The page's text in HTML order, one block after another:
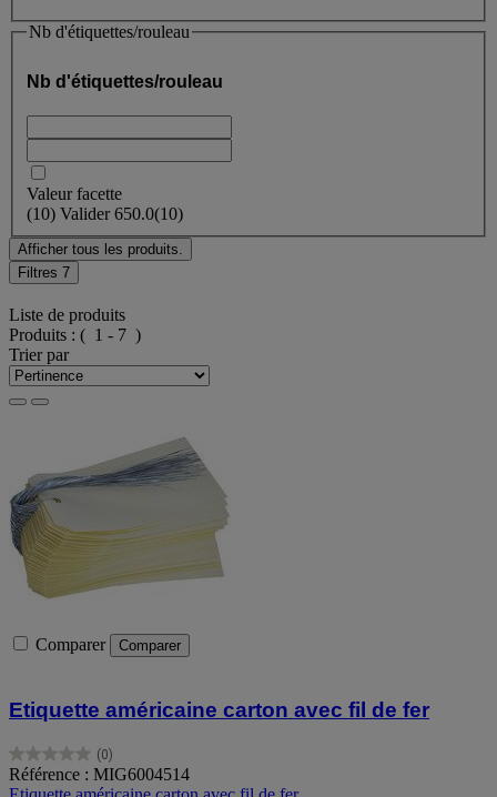
Nb d'étiquettes/rouleau
Nb d'étiquettes/rouleau
Valeur facette
(10) Valider650.0(10)
Afficher tous les produits.
Filtres 7
Liste de produits
Produits : ( 1 - 7 )
Trier par
Comparer Comparer
Etiquette américaine carton avec fil de fer
(0)
0.0
sur
Référence : MIG6004514